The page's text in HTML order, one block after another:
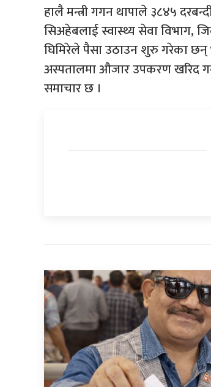
हालै मन्त्री गगन थापाले ३८४५
सिअहेबलाई स्वास्थ्य सेवा विभाग,
घिमिरेले पैसा उठाउन शुरु गरेका छन्
अस्पतालमा औजार उपकरण खरिद
समाचार छ ।